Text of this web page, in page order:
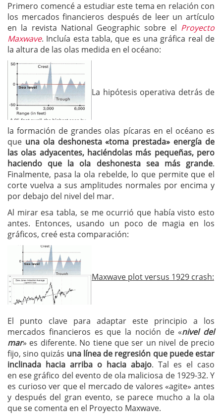
Primero comencé a estudiar este tema en relación con
los mercados financieros después de leer un artículo
en la revista National Geographic sobre el Proyecto
Maxwave. Incluía esta tabla, que es una gráfica real de
la altura de las olas medida en el océano:
La hipótesis operativa detrás de
la formación de grandes olas pícaras en el océano es
que una ola deshonesta «toma prestada» energía de
las olas adyacentes, haciéndolas más pequeñas, pero
haciendo que la ola deshonesta sea más grande.
Finalmente, pasa la ola rebelde, lo que permite que el
corte vuelva a sus amplitudes normales por encima y
por debajo del nivel del mar.
Al mirar esa tabla, se me ocurrió que había visto esto
antes. Entonces, usando un poco de magia en los
gráficos, creé esta comparación:
Maxwave plot versus 1929 crash:
El punto clave para adaptar este principio a los
mercados financieros es que la noción de «nivel del
mar» es diferente. No tiene que ser un nivel de precio
fijo, sino quizás una línea de regresión que puede estar
inclinada hacia arriba o hacia abajo. Tal es el caso
en ese gráfico del evento de ola maliciosa de 1929-32. Y
es curioso ver que el mercado de valores «agite» antes
y después del gran evento, se parece mucho a la ola
que se comenta en el Proyecto Maxwave.